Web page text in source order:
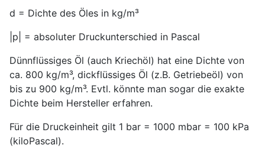
d = Dichte des Öles in kg/m³
|p| = absoluter Druckunterschied in Pascal
Dünnflüssiges Öl (auch Kriechöl) hat eine Dichte von
ca. 800 kg/m³, dickflüssiges Öl (z.B. Getriebeöl) von
bis zu 900 kg/m³. Evtl. könnte man sogar die exakte
Dichte beim Hersteller erfahren.
Für die Druckeinheit gilt 1 bar = 1000 mbar = 100 kPa
(kiloPascal).